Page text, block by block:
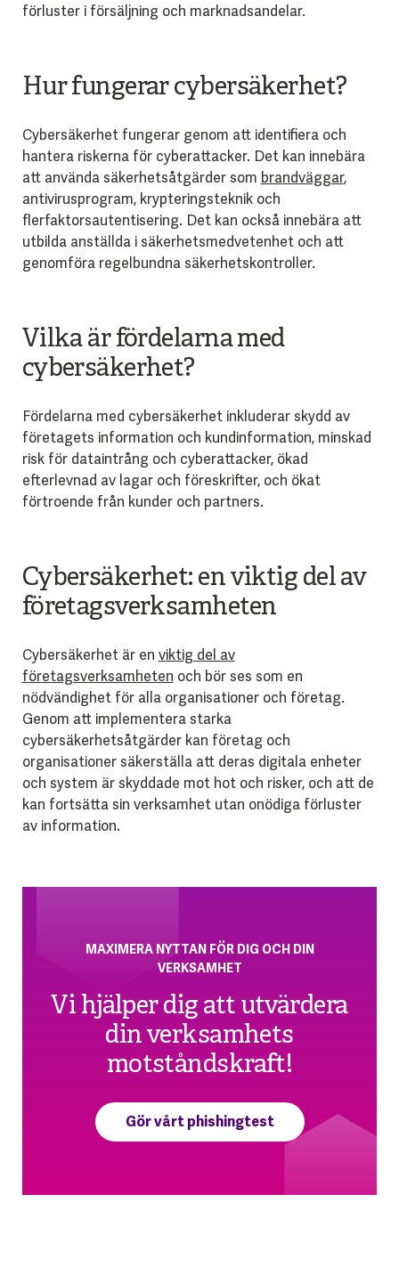
förluster i försäljning och marknadsandelar.
Hur fungerar cybersäkerhet?
Cybersäkerhet fungerar genom att identifiera och
hantera riskerna för cyberattacker. Det kan innebära
att använda säkerhetsåtgärder som brandväggar,
antivirusprogram, krypteringsteknik och
flerfaktorsautentisering. Det kan också innebära att
utbilda anställda i säkerhetsmedvetenhet och att
genomföra regelbundna säkerhetskontroller.
Vilka är fördelarna med
cybersäkerhet?
Fördelarna med cybersäkerhet inkluderar skydd av
företagets information och kundinformation, minskad
risk för dataintrång och cyberattacker, ökad
efterlevnad av lagar och föreskrifter, och ökat
förtroende från kunder och partners.
Cybersäkerhet: en viktig del av
företagsverksamheten
Cybersäkerhet är en viktig del av
företagsverksamheten och bör ses som en
nödvändighet för alla organisationer och företag.
Genom att implementera starka
cybersäkerhetsåtgärder kan företag och
organisationer säkerställa att deras digitala enheter
och system är skyddade mot hot och risker, och att de
kan fortsätta sin verksamhet utan onödiga förluster
av information.
MAXIMERA NYTTAN FÖR DIG OCH DIN
VERKSAMHET
Vi hjälper dig att utvärdera
din verksamhets
motståndskraft!
Gör vårt phishingtest